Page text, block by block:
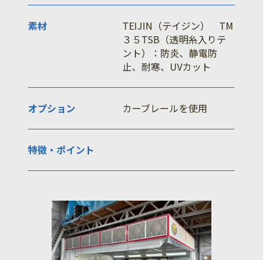
素材
TEIJIN（テイジン） TM
３５TSB（透明糸入りテ
ント）：防炎、静電防
止、耐寒、UVカット
オプション カーブレールを使用
特徴・ポイント